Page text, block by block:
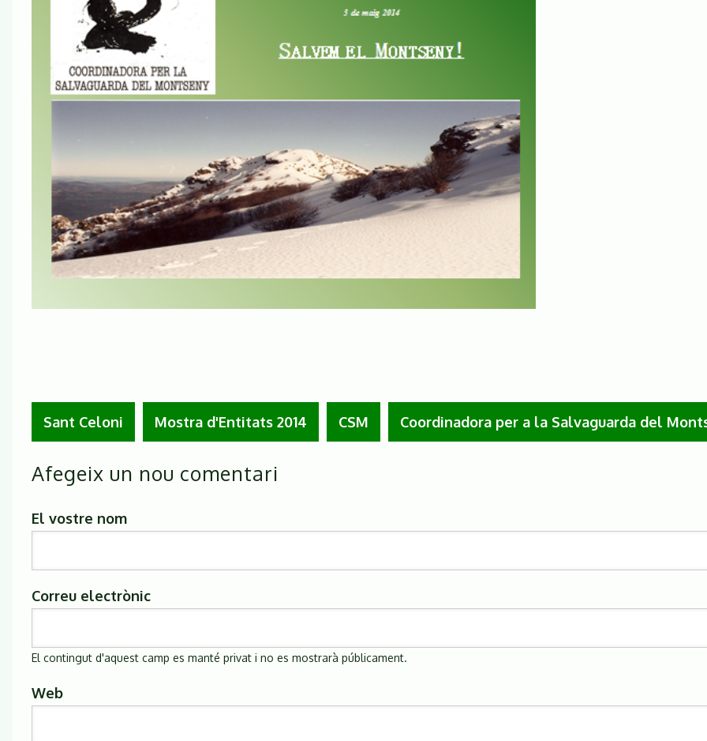
Sant Celoni Mostra d'Entitats 2014 CSM Coordinadora per a la Salvaguarda del
Afegeix un nou comentari
El vostre nom
Correu electrònic
El contingut d'aquest camp es manté privat i no es mostrarà públicament.
Web